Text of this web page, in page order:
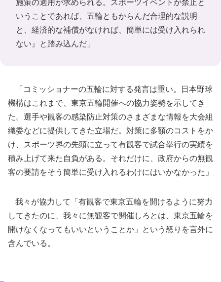
施策の適用が求められる。スポーツイベントが禁止と
いうことであれば、五輪ともからんだ合理的な説明
と、経済的な補償がなければ、簡単には受け入れられ
ない』と踏み込んだ」
「コミッショナーの五輪に対する発言は重い。日本野球
機構はこれまで、東京五輪開催への協力姿勢を示してき
た。選手や観客の感染防止対策のさまざまな情報を大会組
織委などに提供してきた立場だ。対策に多額のコストをか
け、スポーツ界の先頭に立って有観客で試合挙行の実績を
積み上げて来た自負がある。それだけに、政府からの無観
客の要請をそう簡単に受け入れるわけにはいかなかった」
我々が協力して「有観客で東京五輪を開けるように努力
してきたのに、我々に無観客で開催しろとは、東京五輪を
開けなくなってもいいということか」という怒りを言外に
含んでいる。